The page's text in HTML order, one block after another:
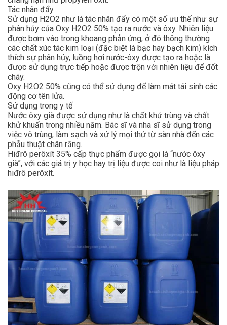
Tác nhân đẩy
Sử dụng H2O2 như là tác nhân đẩy có một số ưu thế như sự
phân hủy của Oxy H2O2 50% tạo ra nước và ôxy. Nhiên liệu
được bơm vào trong khoang phản ứng, ở đó thông thường
các chất xúc tác kim loại (đặc biệt là bạc hay bạch kim) kích
thích sự phân hủy, luồng hơi nước-ôxy được tạo ra hoặc là
được sử dụng trực tiếp hoặc được trộn với nhiên liệu để đốt
cháy.
Oxy H2O2 50% cũng có thể sử dụng để làm mát tái sinh các
động cơ tên lửa.
Sử dụng trong y tế
Nước ôxy già được sử dụng như là chất khử trùng và chất
khử khuẩn trong nhiều năm. Bác sĩ và nha sĩ sử dụng trong
việc vô trùng, làm sạch và xử lý mọi thứ từ sàn nhà đến các
phẫu thuật chân răng.
Hiđrô perôxít 35% cấp thực phẩm được gọi là “nước ôxy
già”, với các giá trị y học hay trị liệu được coi như là liệu pháp
hiđrô perôxít.